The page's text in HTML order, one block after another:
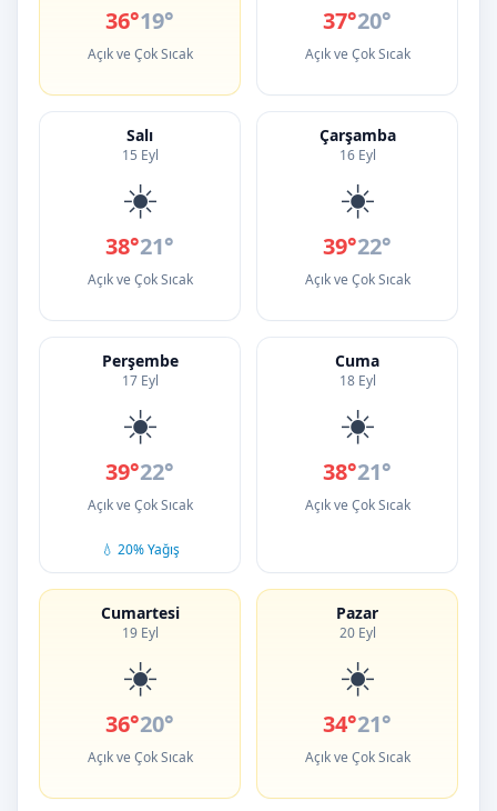
36°19°
Açık ve Çok Sıcak
37°20°
Açık ve Çok Sıcak
Salı
15 Eyl
☀️
38°21°
Açık ve Çok Sıcak
Çarşamba
16 Eyl
☀️
39°22°
Açık ve Çok Sıcak
Perşembe
17 Eyl
☀️
39°22°
Açık ve Çok Sıcak
💧 20% Yağış
Cuma
18 Eyl
☀️
38°21°
Açık ve Çok Sıcak
Cumartesi
19 Eyl
☀️
36°20°
Açık ve Çok Sıcak
Pazar
20 Eyl
☀️
34°21°
Açık ve Çok Sıcak